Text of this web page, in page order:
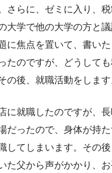
さらに、ゼミに入り、
大学で他の大学の方と
に焦点を置いて、書い
たのですが、どうして
の後、就職活動をします
に就職したのですが、
だったので、身体が持
してしまいます。その
た父から声がかかり、